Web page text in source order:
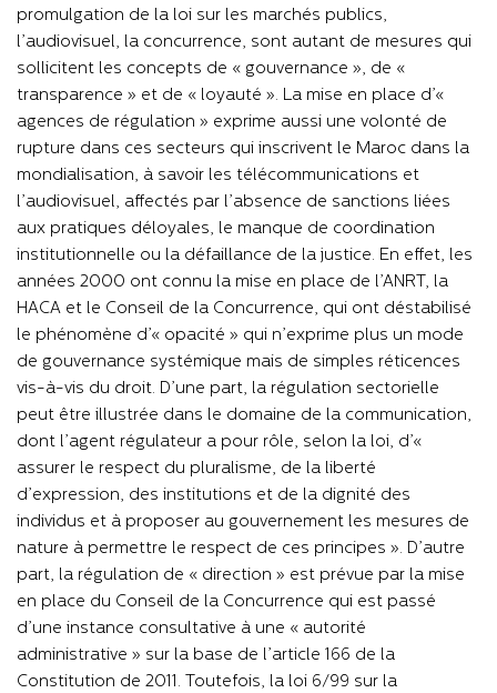
promulgation de la loi sur les marchés publics,
l’audiovisuel, la concurrence, sont autant de mesures qui
sollicitent les concepts de « gouvernance », de «
transparence » et de « loyauté ». La mise en place d’«
agences de régulation » exprime aussi une volonté de
rupture dans ces secteurs qui inscrivent le Maroc dans la
mondialisation, à savoir les télécommunications et
l’audiovisuel, affectés par l’absence de sanctions liées
aux pratiques déloyales, le manque de coordination
institutionnelle ou la défaillance de la justice. En effet, les
années 2000 ont connu la mise en place de l’ANRT, la
HACA et le Conseil de la Concurrence, qui ont déstabilisé
le phénomène d’« opacité » qui n’exprime plus un mode
de gouvernance systémique mais de simples réticences
vis-à-vis du droit. D’une part, la régulation sectorielle
peut être illustrée dans le domaine de la communication,
dont l’agent régulateur a pour rôle, selon la loi, d’«
assurer le respect du pluralisme, de la liberté
d’expression, des institutions et de la dignité des
individus et à proposer au gouvernement les mesures de
nature à permettre le respect de ces principes ». D’autre
part, la régulation de « direction » est prévue par la mise
en place du Conseil de la Concurrence qui est passé
d’une instance consultative à une « autorité
administrative » sur la base de l’article 166 de la
Constitution de 2011. Toutefois, la loi 6/99 sur la